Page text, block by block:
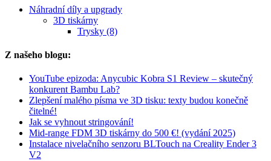
Náhradní díly a upgrady
3D tiskárny
Trysky (8)
Z našeho blogu:
YouTube epizoda: Anycubic Kobra S1 Review – skutečný
konkurent Bambu Lab?
Zlepšení malého písma ve 3D tisku: texty budou konečně
čitelné!
Jak se vyhnout stringování!
Mid-range FDM 3D tiskárny do 500 €! (vydání 2025)
Instalace nivelačního senzoru BLTouch na Creality Ender 3
V2